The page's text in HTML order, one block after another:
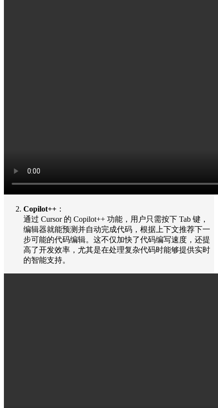
Copilot++ ：
通过 Cursor 的 Copilot++ 功能，用户只需按下 Tab 键，
编辑器就能预测并自动完成代码，根据上下文推荐下一
步可能的代码编辑。这不仅加快了代码编写速度，还提
高了开发效率，尤其是在处理复杂代码时能够提供实时
的智能支持。